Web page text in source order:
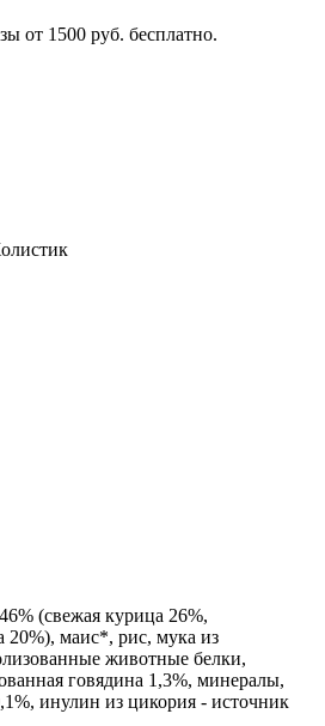
от 1500 руб. бесплатно.
(свежая курица 26%,
20%), маис*, рис, мука из
животные белки,
говядина 1,3%, минералы,
инулин из цикория - источник